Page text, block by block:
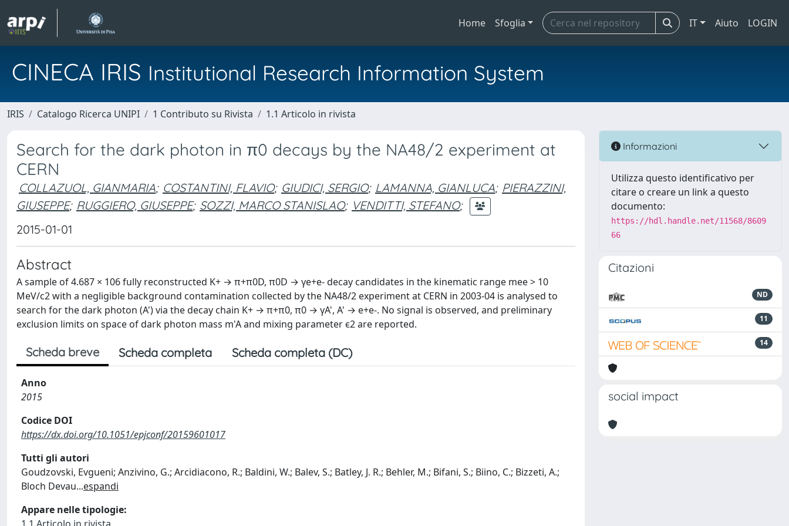
Home Sfoglia IT Aiuto LOGIN
CINECA IRIS Institutional Research Information System
IRIS Catalogo Ricerca UNIPI 1 Contributo su Rivista 1.1 Articolo in rivista
Search for the dark photon in π0 decays by the NA48/2 experiment at
CERN
COLLAZUOL, GIANMARIA; COSTANTINI, FLAVIO; GIUDICI, SERGIO; LAMANNA, GIANLUCA; PIERAZZINI,
GIUSEPPE; RUGGIERO, GIUSEPPE; SOZZI, MARCO STANISLAO; VENDITTI, STEFANO;
2015-01-01
Abstract
A sample of 4.687 × 106 fully reconstructed K+ → π+π0D, π0D → γe+e- decay candidates in the kinematic range mee > 10
MeV/c2 with a negligible background contamination collected by the NA48/2 experiment at CERN in 2003-04 is analysed to
search for the dark photon (A') via the decay chain K+ → π+π0, π0 → γA', A' → e+e-. No signal is observed, and preliminary
exclusion limits on space of dark photon mass m'A and mixing parameter ϵ2 are reported.
Scheda breve Scheda completa Scheda completa (DC)
Anno
2015
Codice DOI
https://dx.doi.org/10.1051/epjconf/20159601017
Tutti gli autori
Goudzovski, Evgueni; Anzivino, G.; Arcidiacono, R.; Baldini, W.; Balev, S.; Batley, J. R.; Behler, M.; Bifani, S.; Biino, C.; Bizzeti, A.;
Bloch Devau...espandi
Appare nelle tipologie:
Informazioni
Utilizza questo identificativo per
citare o creare un link a questo
documento:
https://hdl.handle.net/11568/8609
66
Citazioni
ND
11
14
social impact